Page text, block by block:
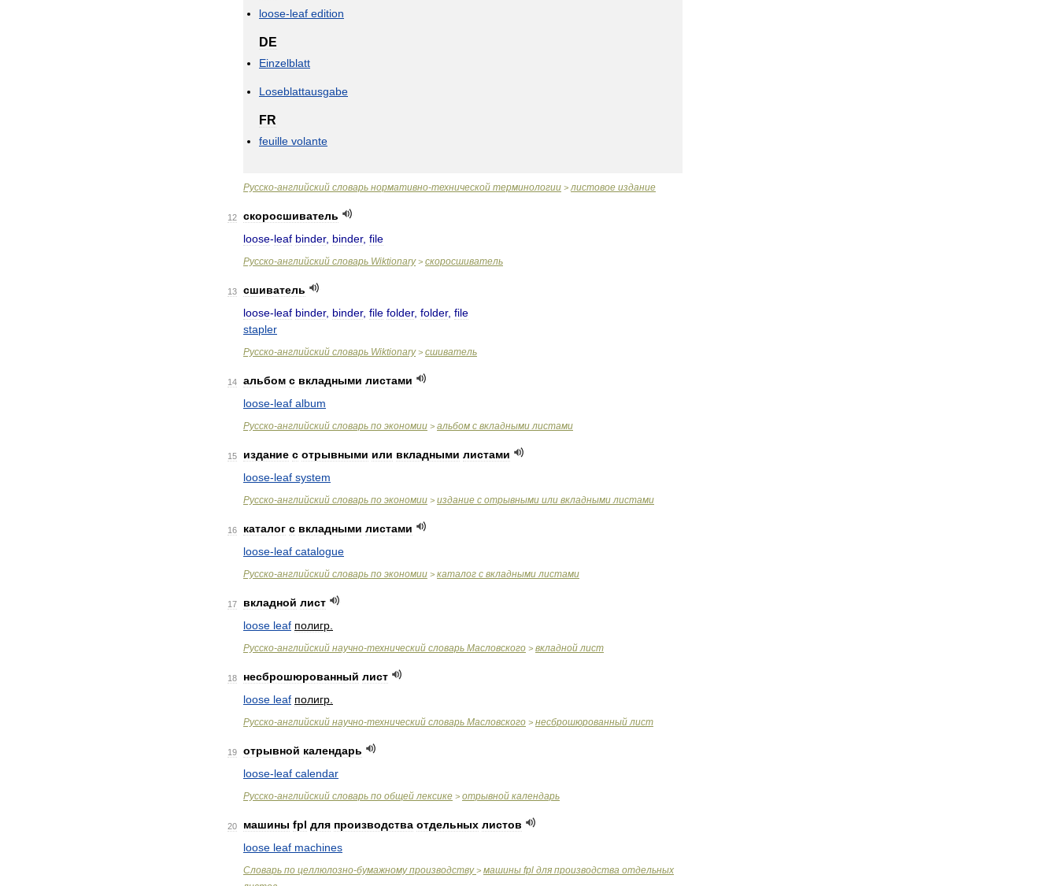
loose-leaf edition
DE
Einzelblatt
Loseblattausgabe
FR
feuille volante
Русско-английский словарь нормативно-технической терминологии > листовое издание
12
скоросшиватель
loose-leaf binder, binder, file
Русско-английский словарь Wiktionary> скоросшиватель
13
сшиватель
loose-leaf binder, binder, file folder, folder, file
stapler
Русско-английский словарь Wiktionary> сшиватель
14 альбом с вкладными листами
loose-leaf album
Русско-английский словарь по экономии > альбом с вкладными листами
15 издание с отрывными или вкладными листами
loose-leaf system
Русско-английский словарь по экономии > издание с отрывными или вкладными листами
16 каталог с вкладными листами
loose-leaf catalogue
Русско-английский словарь по экономии > каталог с вкладными листами
17 вкладной лист
loose leaf полигр
Русско-английский научно-технический словарь Масловского > вкладной лист
18 несброшюрованный лист
loose leaf полигр
Русско-английский научно-технический словарь Масловского > несброшюрованный лист
19 отрывной календарь
loose-leaf calendar
Русско-английский словарь по общей лексике > отрывной календарь
20 машины fpl для производства отдельных листов
loose leaf machines
Словарь по целлюлозно-бумажному производству > машины fpl для производства отдельных